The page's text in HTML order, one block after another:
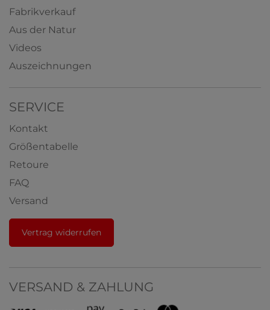
Fabrikverkauf
Aus der Natur
Videos
Auszeichnungen
SERVICE
Kontakt
Größentabelle
Retoure
FAQ
Versand
Vertrag widerrufen
VERSAND & ZAHLUNG